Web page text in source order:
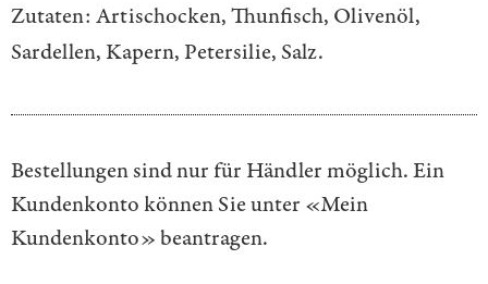
Zutaten: Artischocken, Thunfisch, Olivenöl,
Sardellen, Kapern, Petersilie, Salz.
Bestellungen sind nur für Händler möglich. Ein
Kundenkonto können Sie unter «Mein
Kundenkonto»beantragen.